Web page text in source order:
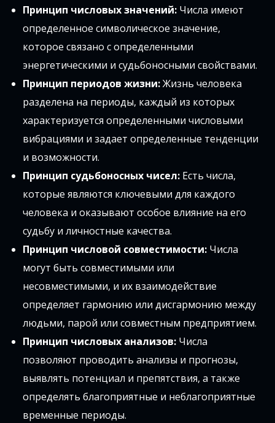
Принцип числовых значений: Числа имеют
определенное символическое значение,
которое связано с определенными
энергетическими и судьбоносными свойствами.
Принцип периодов жизни:Жизнь человека
разделена на периоды, каждый из которых
характеризуется определенными числовыми
вибрациями и задает определенные тенденции
и возможности.
Принцип судьбоносных чисел: Есть числа,
которые являются ключевыми для каждого
человека и оказывают особое влияние на его
судьбу и личностные качества.
Принцип числовой совместимости: Числа
могут быть совместимыми или
несовместимыми, и их взаимодействие
определяет гармонию или дисгармонию между
людьми, парой или совместным предприятием.
Принцип числовых анализов: Числа
позволяют проводить анализы и прогнозы,
выявлять потенциал и препятствия, а также
определять благоприятные и неблагоприятные
временные периоды.